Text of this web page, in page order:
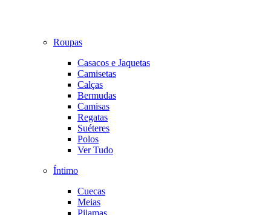
Roupas
Casacos e Jaquetas
Camisetas
Calças
Bermudas
Camisas
Regatas
Suéteres
Polos
Ver Tudo
Íntimo
Cuecas
Meias